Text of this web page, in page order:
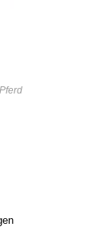
Pferd